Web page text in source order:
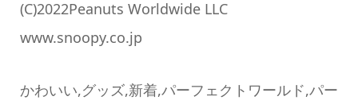
(C)2022Peanuts Worldwide LLC
www.snoopy.co.jp
かわいい,グッズ,新着,パーフェクトワールド,パー